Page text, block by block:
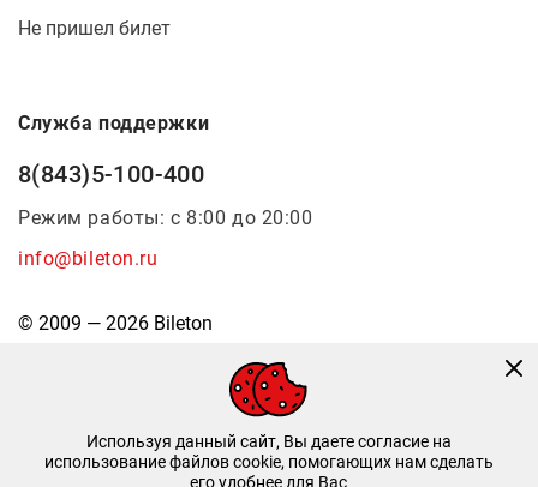
Не пришел билет
Служба поддержки
8(843)5-100-400
Режим работы: с 8:00 до 20:00
info@bileton.ru
© 2009 — 2026 Bileton
Используя данный сайт, Вы даете согласие на
использование файлов cookie, помогающих нам сделать
его удобнее для Вас